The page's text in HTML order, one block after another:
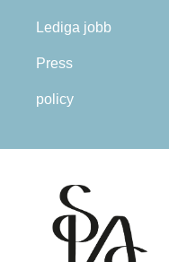
Lediga jobb
Press
policy